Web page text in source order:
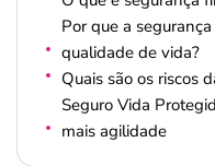
Por que a
qualidade de vida?
Quais são os riscos
Seguro Vida
mais agilidade